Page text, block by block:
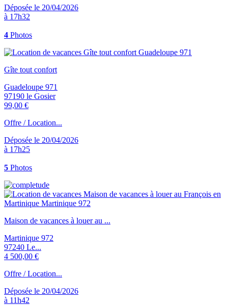
Déposée le 20/04/2026
à 17h32
4 Photos
Gîte tout confort
Guadeloupe 971
97190 le Gosier
99,00 €
Offre / Location...
Déposée le 20/04/2026
à 17h25
5 Photos
Maison de vacances à louer au ...
Martinique 972
97240 Le...
4 500,00 €
Offre / Location...
Déposée le 20/04/2026
à 11h42